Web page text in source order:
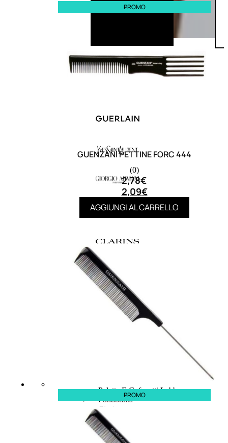
Palette E Cofanetti Labbra
Fondotinta
Cipria
Fard/Blush
Terre Abbronzanti
Illuminante Viso
PROMO
GUENZANI PETTINE FORC 444
(0)
2,78€
2,09€
AGGIUNGI AL CARRELLO
PROMO